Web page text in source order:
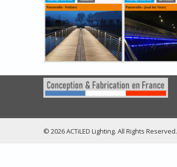
© 2026 ACTiLED Lighting. All Rights Reserved.